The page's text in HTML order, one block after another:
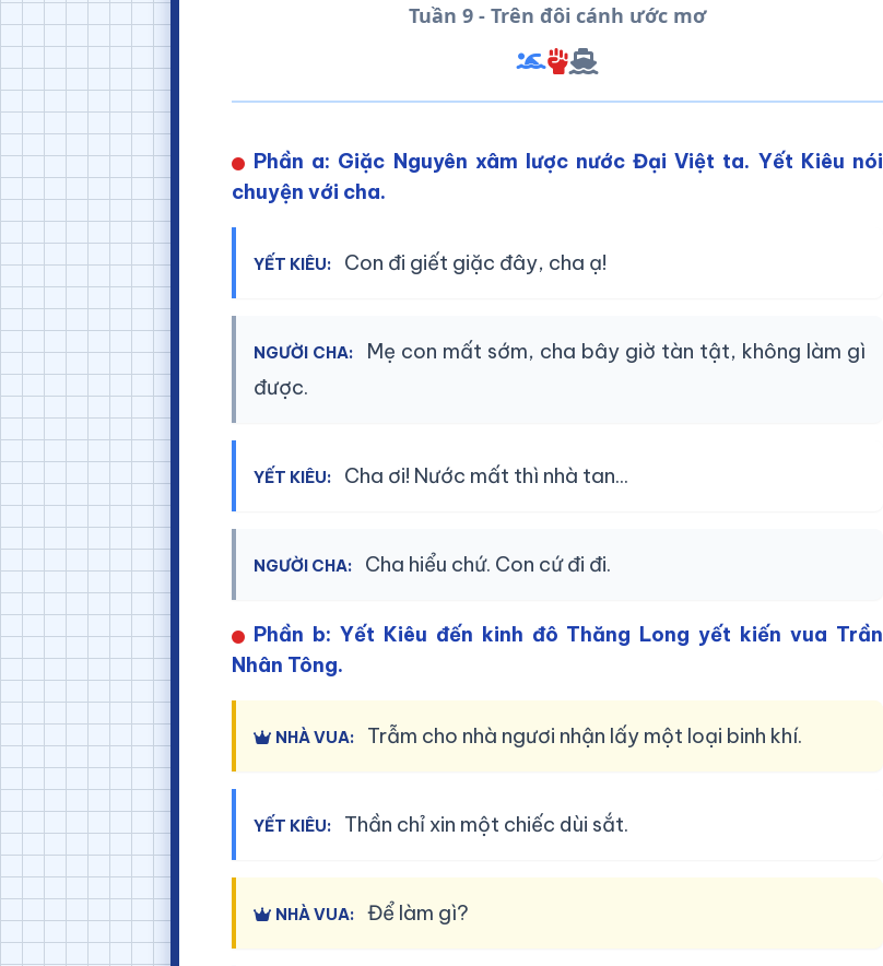
Tuần 9 - Trên đôi cánh ước mơ
Phần a: Giặc Nguyên xâm lược nước Đại Việt ta. Yết Kiêu nói
chuyện với cha.
YẾT KIÊU: Con đi giết giặc đây, cha ạ!
NGƯỜI CHA:
Mẹ con mất sớm, cha bây giờ tàn tật, không làm gì
được.
YẾT KIÊU: Cha ơi! Nước mất thì nhà tan...
NGƯỜI CHA: Cha hiểu chứ. Con cứ đi đi.
Phần b: Yết Kiêu đến kinh đô Thăng Long yết kiến vua Trần
Nhân Tông.
NHÀ VUA: Trẫm cho nhà ngươi nhận lấy một loại binh khí.
YẾT KIÊU: Thần chỉ xin một chiếc dùi sắt.
NHÀ VUA: Để làm gì?